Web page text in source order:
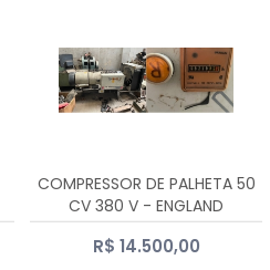
COMPRESSOR DE PALHETA 50
CV 380 V - ENGLAND
R$ 14.500,00